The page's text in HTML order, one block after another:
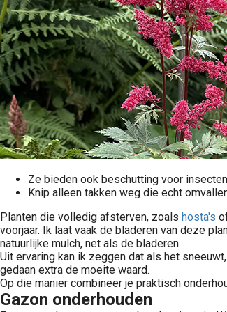
Ze bieden ook beschutting voor
Knip alleen takken weg die echt
Planten die volledig afsterven, zoals hosta's
voorjaar. Ik laat vaak de bladeren van deze
natuurlijke mulch, net als de bladeren.
Uit ervaring kan ik zeggen dat als het
gedaan extra de moeite waard.
Op die manier combineer je praktisch
Gazon onderhouden